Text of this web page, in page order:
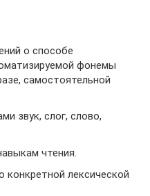
о способе
фонемы
самостоятельной
звук, слог, слово,
чтения.
конкретной лексической